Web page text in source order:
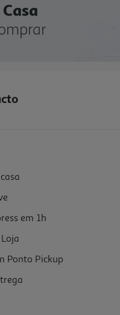
em 1h
Ponto Pickup